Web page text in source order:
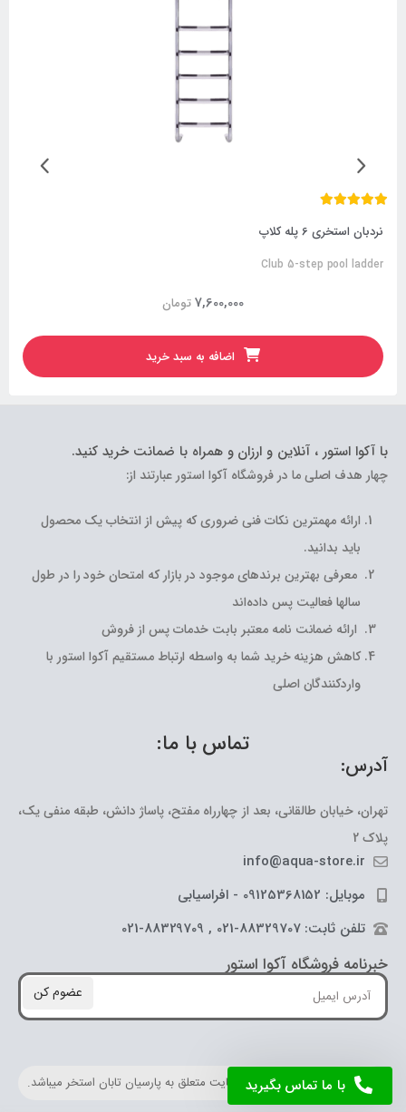
نردبان استخری 3 پله کلاپ
Club 3-step pool ladder
با آکوا استور ، آنلاین و ارزان و همراه با ضمانت خرید کنید.
چهار هدف اصلی ما در فروشگاه آکوا استور عبارتند از:
ارائه مهمترین نکات فنی ضروری که پیش از انتخاب یک محصول
باید بدانید.
معرفی بهترین برندهای موجود در بازار که امتحان خود را در طول
سالها فعالیت پس داده‌اند
ارائه ضمانت نامه معتبر بابت خدمات پس از فروش
کاهش هزینه خرید شما به واسطه ارتباط مستقیم آکوا استور با
واردکنندگان اصلی
تماس با ما:
آدرس:
تهران، خیابان طالقانی، بعد از چهارراه مفتح، پاساژ دانش، طبقه منفی یک،
پلاک 2
info@aqua-store.ir
موبایل: 09125368152 - افراسیابی
تلفن ثابت: 88329707-021 , 88329709-021
خبرنامه فروشگاه آکوا استور
عضوم کن
کلیه حقوق مادی و معنوی این سایت متعلق به پارسیان تابان استخر میباشد.
با ما تماس بگیرید